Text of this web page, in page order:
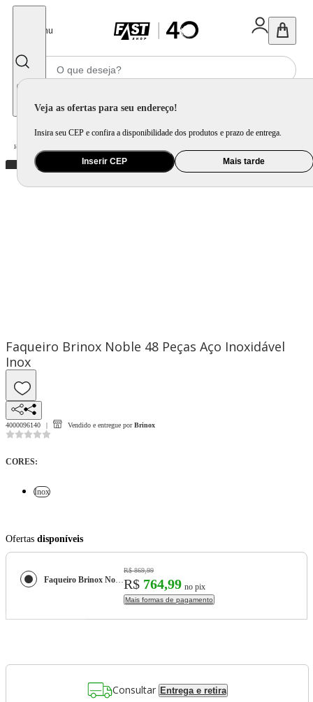
Menu
Veja as ofertas para seu endereço!
Insira seu CEP e confira a disponibilidade dos produtos e prazo de entrega.
Inserir CEP Mais tarde
Home
Faqueiro Brinox Noble 48 Peças Aço Inoxidável
Inox
4000096140 Vendido e entregue por Brinox
CORES:
Inox
Ofertas disponíveis
Faqueiro Brinox Noble 48 Peças Aço Inoxidável
R$ 869,99
R$ 764,99 no pix
Mais formas de pagamento
Consultar Entrega e retira